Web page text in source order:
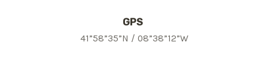
GPS
41”58”35”N / 08”38”12”W